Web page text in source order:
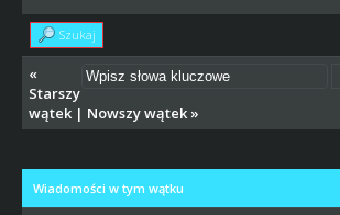
Szukaj
«
Starszy
wątek| Nowszy wątek»
Wiadomości w tym wątku